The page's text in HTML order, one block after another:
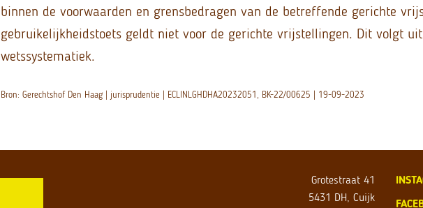
binnen de voorwaarden en grensbedragen van de betreffende gerichte
gebruikelijkheidstoets geldt niet voor de gerichte vrijstellingen. Dit volgt
wetssystematiek.
Bron: Gerechtshof Den Haag | jurisprudentie | ECLINLGHDHA20232051, BK-22/00625 | 19-09-2023
Grotestraat 41
5431 DH, Cuijk